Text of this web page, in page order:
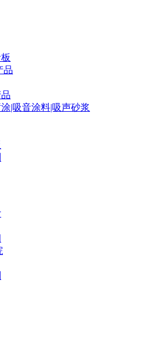
品
|吸音涂料|吸声砂浆